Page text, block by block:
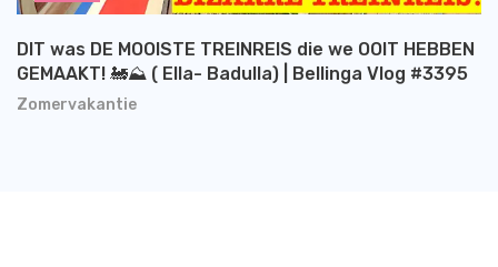
Zomervakantie
DIT was DE MOOISTE TREINREIS die we OOIT HEBBEN
GEMAAKT! 🚂⛰️ ( Ella- Badulla) | Bellinga Vlog #3395